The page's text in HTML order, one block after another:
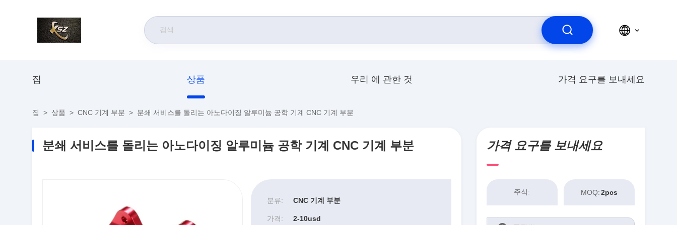
집 상품 우리 에 관한 것 가격 요구를 보내세요
집 > 상품 > CNC 기계 부분 > 분쇄 서비스를 돌리는 아노다이징 알루미늄 공학 기계 CNC 기계 부분
분쇄 서비스를 돌리는 아노다이징 알루미늄 공학 기계 CNC 기계 부분
분류: CNC 기계 부분
가격: 2-10usd
가격 요구를 보내세요
주식: MOQ:2pcs